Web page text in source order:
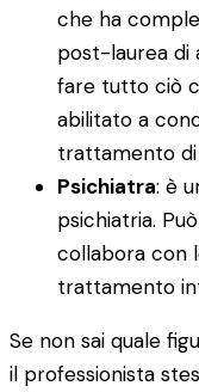
che ha
post-laurea di
fare tutto ciò
abilitato a
trattamento di
Psichiatra: è
psichiatria.
collabora con
trattamento
Se non sai quale
il professionista